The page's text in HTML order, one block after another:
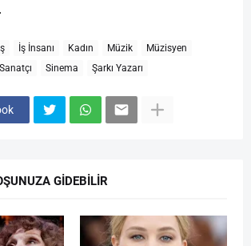
İş İnsanı Kadın Müzik
Müzisyen
Sanatçı Sinema Şarkı Yazarı
GIDEBILIR